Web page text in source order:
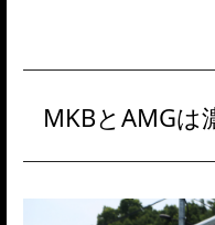
MKBとAMGは